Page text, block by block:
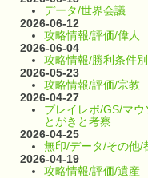
データ/世界会議
2026-06-12
攻略情報/評価/偉人
2026-06-04
攻略情報/勝利条件
2026-05-23
攻略情報/評価/宗教
2026-04-27
プレイレポ/GS/マ
とがきと考察
2026-04-25
無印/データ/その他/
2026-04-19
攻略情報/評価/遺産